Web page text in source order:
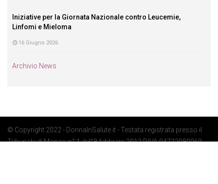
Iniziative per la Giornata Nazionale contro Leucemie,
Linfomi e Mieloma
16 Giugno 2026
Archivio News
© Copyright 2022 - DonnaInSalute.it - Testata registrata presso il
Tribunale di Monza: n° 1 dell'8 febbraio 2012 P.IVA 04722080969 -